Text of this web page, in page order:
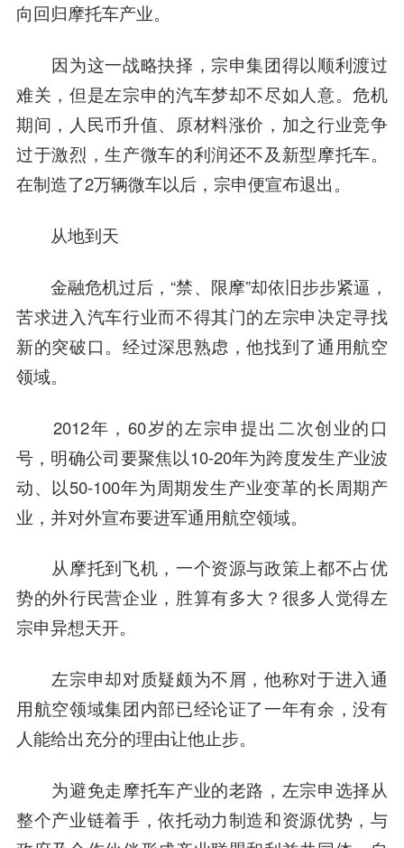
向回归摩托车产业。
因为这一战略抉择，宗申集团得以顺利渡过
难关，但是左宗申的汽车梦却不尽如人意。危机
期间，人民币升值、原材料涨价，加之行业竞争
过于激烈，生产微车的利润还不及新型摩托车。
在制造了2万辆微车以后，宗申便宣布退出。
从地到天
金融危机过后，“禁、限摩”却依旧步步紧逼，
苦求进入汽车行业而不得其门的左宗申决定寻找
新的突破口。经过深思熟虑，他找到了通用航空
领域。
2012年，60岁的左宗申提出二次创业的口
号，明确公司要聚焦以10-20年为跨度发生产业波
动、以50-100年为周期发生产业变革的长周期产
业，并对外宣布要进军通用航空领域。
从摩托到飞机，一个资源与政策上都不占优
势的外行民营企业，胜算有多大？很多人觉得左
宗申异想天开。
左宗申却对质疑颇为不屑，他称对于进入通
用航空领域集团内部已经论证了一年有余，没有
人能给出充分的理由让他止步。
为避免走摩托车产业的老路，左宗申选择从
整个产业链着手，依托动力制造和资源优势，与